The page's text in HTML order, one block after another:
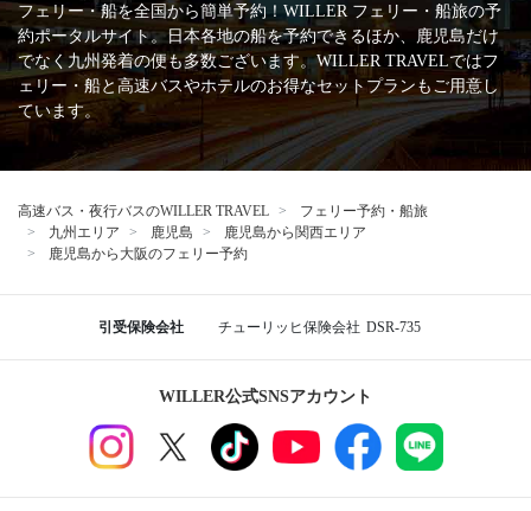
フェリー・船を全国から簡単予約！WILLER フェリー・船旅の予
約ポータルサイト。日本各地の船を予約できるほか、鹿児島だけ
でなく九州発着の便も多数ございます。WILLER TRAVELではフ
ェリー・船と高速バスやホテルのお得なセットプランもご用意し
ています。
高速バス・夜行バスのWILLER TRAVEL
フェリー予約・船旅
九州エリア
鹿児島
鹿児島から関西エリア
鹿児島から大阪のフェリー予約
引受保険会社 チューリッヒ保険会社 DSR-735
WILLER公式SNSアカウント